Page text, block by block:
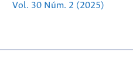
Vol. 30 Núm. 2 (2025)